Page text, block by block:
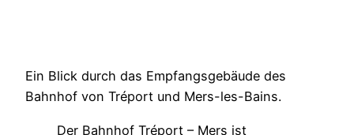
Ein Blick durch das Empfangsgebäude des
Bahnhof von Tréport und Mers-les-Bains.
Der Bahnhof Tréport – Mers ist